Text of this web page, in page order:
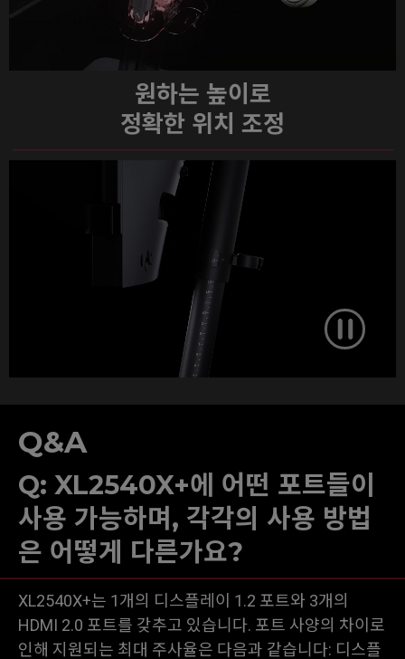
원하는 높이로
정확한 위치 조정
Q&A
Q: XL2540X+에 어떤 포트들이
사용 가능하며, 각각의 사용 방법
은 어떻게 다른가요?
XL2540X+는 1개의 디스플레이 1.2 포트와 3개의
HDMI 2.0 포트를 갖추고 있습니다. 포트 사양의 차이로
인해 지원되는 최대 주사율은 다음과 같습니다: 디스플